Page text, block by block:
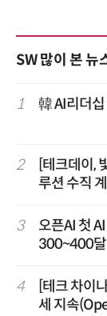
SW 많이 본 뉴
1 韓 AI리더
2
[테크데이,
루션 수직
3
오픈AI 첫
300~400달
4
[테크 차이
세 지속